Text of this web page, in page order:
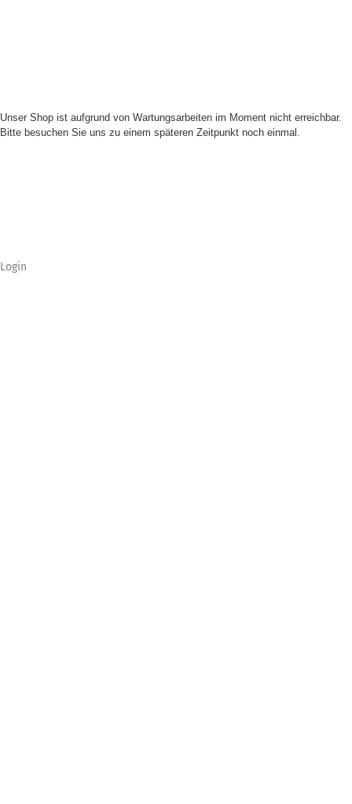
Unser Shop ist aufgrund von Wartungsarbeiten im Moment nicht erreichbar.
Bitte besuchen Sie uns zu einem späteren Zeitpunkt noch einmal.
Login